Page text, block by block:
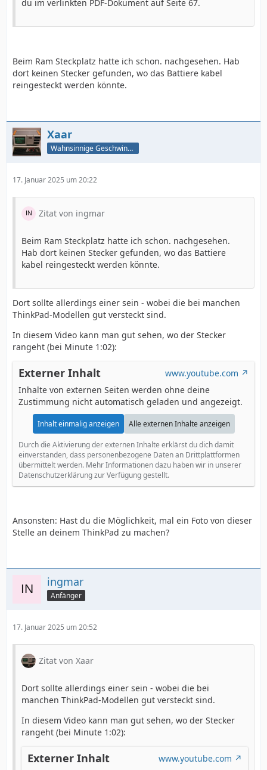
du im verlinkten PDF-Dokument auf Seite 67.
Beim Ram Steckplatz hatte ich schon. nachgesehen. Hab
dort keinen Stecker gefunden, wo das Battiere kabel
reingesteckt werden könnte.
Xaar
Wahnsinnige Geschwindigkeit - und los!
17. Januar 2025 um 20:22
Zitat von ingmar
Beim Ram Steckplatz hatte ich schon. nachgesehen.
Hab dort keinen Stecker gefunden, wo das Battiere
kabel reingesteckt werden könnte.
Dort sollte allerdings einer sein - wobei die bei manchen
ThinkPad-Modellen gut versteckt sind.
In diesem Video kann man gut sehen, wo der Stecker
rangeht (bei Minute 1:02):
Externer Inhalt
www.youtube.com
Inhalte von externen Seiten werden ohne deine
Zustimmung nicht automatisch geladen und angezeigt.
Inhalt einmalig anzeigen Alle externen Inhalte anzeigen
Durch die Aktivierung der externen Inhalte erklärst du dich damit
einverstanden, dass personenbezogene Daten an Drittplattformen
übermittelt werden. Mehr Informationen dazu haben wir in unserer
Datenschutzerklärung zur Verfügung gestellt.
Ansonsten: Hast du die Möglichkeit, mal ein Foto von dieser
Stelle an deinem ThinkPad zu machen?
ingmar
Anfänger
17. Januar 2025 um 20:52
Zitat von Xaar
Dort sollte allerdings einer sein - wobei die bei
manchen ThinkPad-Modellen gut versteckt sind.
In diesem Video kann man gut sehen, wo der Stecker
rangeht (bei Minute 1:02):
Externer Inhalt
www.youtube.com